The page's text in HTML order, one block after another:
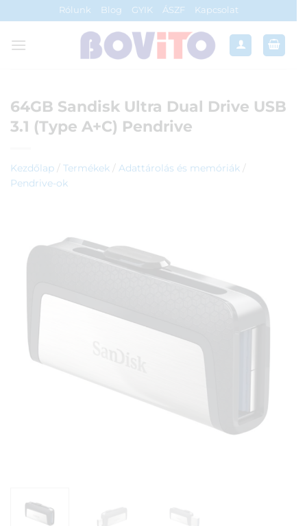
to
content
Rólunk Blog GYIK ÁSZF Kapcsolat
64GB Sandisk Ultra Dual Drive USB
3.1 (Type A+C) Pendrive
Kezdőlap / Termékek / Adattárolás és memóriák /
Pendrive-ok